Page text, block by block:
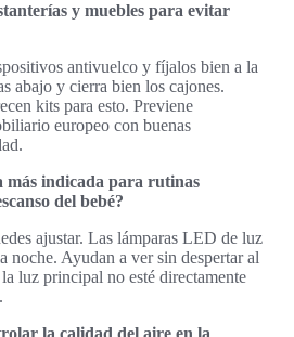
y muebles para evitar
antivuelco y fíjalos bien a la
abajo y cierra bien los cajones.
kits para esto. Previene
europeo con buenas
más indicada para rutinas
del bebé?
ajustar. Las lámparas LED de luz
noche. Ayudan a ver sin despertar al
luz principal no esté directamente